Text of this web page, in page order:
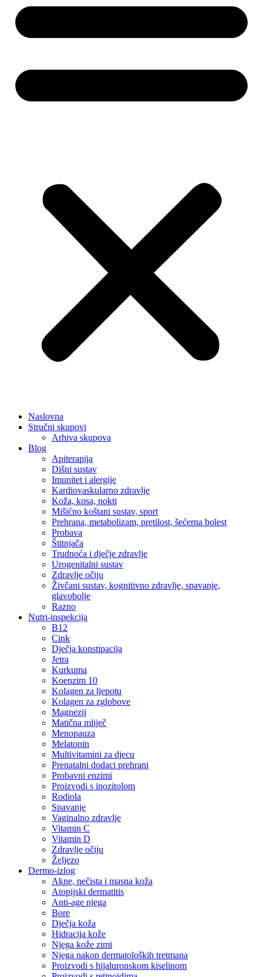
Naslovna
Stručni skupovi
Arhiva skupova
Blog
Apiterapija
Dišni sustav
Imunitet i alergije
Kardiovaskularno zdravlje
Koža, kosa, nokti
Mišićno koštani sustav, sport
Prehrana, metabolizam, pretilost, šećerna bolest
Probava
Štitnjača
Trudnoća i dječje zdravlje
Urogenitalni sustav
Zdravlje očiju
Živčani sustav, kognitivno zdravlje, spavanje,
glavobolje
Razno
Nutri-inspekcija
B12
Cink
Dječja konstipacija
Jetra
Kurkuma
Koenzim 10
Kolagen za ljepotu
Kolagen za zglobove
Magnezij
Matična mliječ
Menopauza
Melatonin
Multivitamini za djecu
Prenatalni dodaci prehrani
Probavni enzimi
Proizvodi s inozitolom
Rodiola
Spavanje
Vaginalno zdravlje
Vitamin C
Vitamin D
Zdravlje očiju
Željezo
Dermo-izlog
Akne, nečista i masna koža
Atopijski dermatitis
Anti-age njega
Bore
Dječja koža
Hidracija kože
Njega kože zimi
Njega nakon dermatoloških tretmana
Proizvodi s hijaluronskom kiselinom